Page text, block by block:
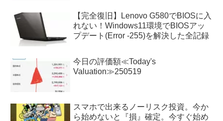
【完全復旧】Lenovo G580でBIOSに入
れない！Windows11環境でBIOSアッ
プデート(Error -255)を解決した全記録
今日の評価額≪Today's
Valuation≫250519
スマホで出来るノーリスク投資。今か
ら始めないと『損』確定。今すぐ始め